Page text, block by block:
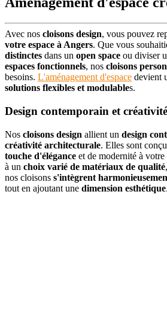
Avec nos cloisons design, vous pouvez
votre espace à Angers. Que vous
distinctes dans un open space ou diviser
espaces fonctionnels, nos cloisons
besoins. L'aménagement d'espace devient
solutions flexibles et modulables.
Design contemporain et
Nos cloisons design allient un design
créativité architecturale. Elles sont
touche d'élégance et de modernité à
à un choix varié de matériaux de qualité
nos cloisons s'intègrent
tout en ajoutant une dimension esthétique.